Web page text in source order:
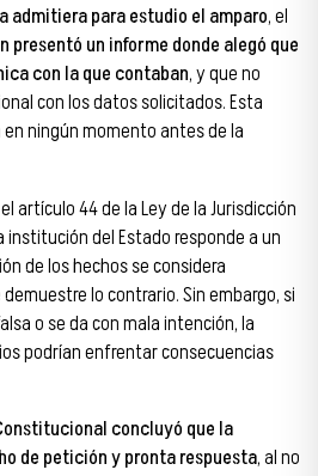
admitiera para estudio el amparo, el
presentó un informe donde alegó que
con la que contaban, y que no
con los datos solicitados. Esta
ningún momento antes de la
artículo 44 de la Ley de la Jurisdicción
del Estado responde a un
de los hechos se considera
lo contrario. Sin embargo, si
o se da con mala intención, la
podrían enfrentar consecuencias
concluyó que la
de petición y pronta respuesta, al no